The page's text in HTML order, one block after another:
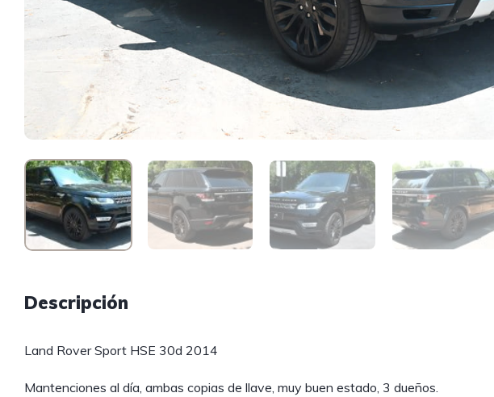
Descripción
Land Rover Sport HSE 30d 2014
Mantenciones al día, ambas copias de llave, muy buen estado, 3 dueños.